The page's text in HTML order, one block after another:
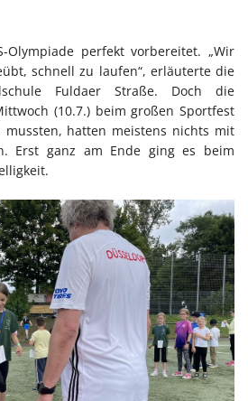
Olympiade perfekt vorbereitet. „Wir
schnell zu laufen“, erläuterte die
Fuldaer Straße. Doch die
(10.7.) beim großen Sportfest
hatten meistens nichts mit
Erst ganz am Ende ging es beim